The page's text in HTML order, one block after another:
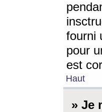
fourni
pour
est
Haut
» Je